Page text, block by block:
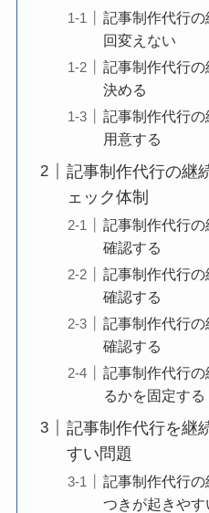
記事制作代行
回変えない
記事制作代行
決める
記事制作代行
用意する
記事制作代行の継
ェック体制
記事制作代行
確認する
記事制作代行
確認する
記事制作代行
確認する
記事制作代行
るかを固定する
記事制作代行を継
すい問題
記事制作代行
つきが起きやす